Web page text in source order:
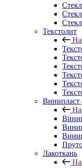
Текстолит
Лакоткань